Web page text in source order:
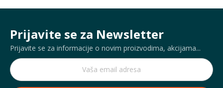
Prijavite se za Newsletter
Prijavite se za informacije o novim proizvodima, akcijama...